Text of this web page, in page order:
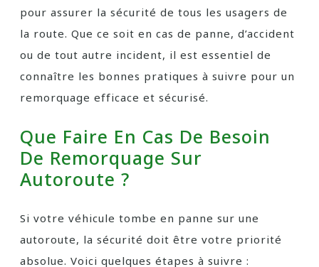
pour assurer la sécurité de tous les usagers de
la route. Que ce soit en cas de panne, d’accident
ou de tout autre incident, il est essentiel de
connaître les bonnes pratiques à suivre pour un
remorquage efficace et sécurisé.
Que Faire En Cas De Besoin
De Remorquage Sur
Autoroute ?
Si votre véhicule tombe en panne sur une
autoroute, la sécurité doit être votre priorité
absolue. Voici quelques étapes à suivre :